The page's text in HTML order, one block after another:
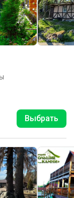
Выбрать